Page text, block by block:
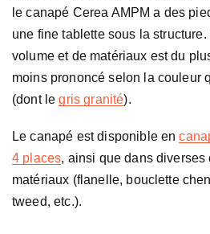
le canapé Cerea AMPM a des
une fine tablette sous la
volume et de matériaux est du
moins prononcé selon la couleur
(dont legris granité).
Le canapé est disponible en
4 places, ainsi que dans diverses
matériaux (flanelle, bouclette
tweed, etc.).